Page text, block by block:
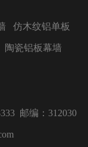
仿木纹铝单板
陶瓷铝板幕墙
邮编：312030